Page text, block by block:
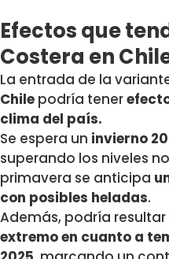
Efectos que
Costera en
La entrada de la
Chile podría tener
clima del país.
Se espera un invierno
superando los niveles
primavera se anticipa
con posibles heladas.
Además, podría resultar
extremo en cuanto a